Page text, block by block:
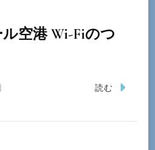
空港 Wi-Fiのつ
読む